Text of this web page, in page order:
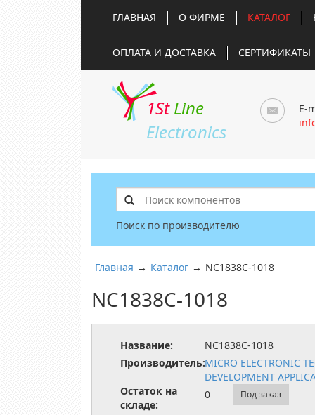
ГЛАВНАЯ О ФИРМЕ КАТАЛОГ
ОПЛАТА И ДОСТАВКА СЕРТИФИКАТЫ
1St Line
Electronics
E-
Поиск по производителю
Главная → Каталог → NC1838C-1018
NC1838C-1018
Название:
NC1838C-1018
Производитель:MICRO ELECTRONIC
DEVELOPMENT
Остаток на
складе:
0 Под заказ